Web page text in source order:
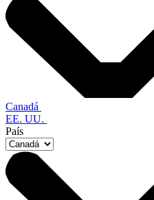
Canadá
EE. UU.
País